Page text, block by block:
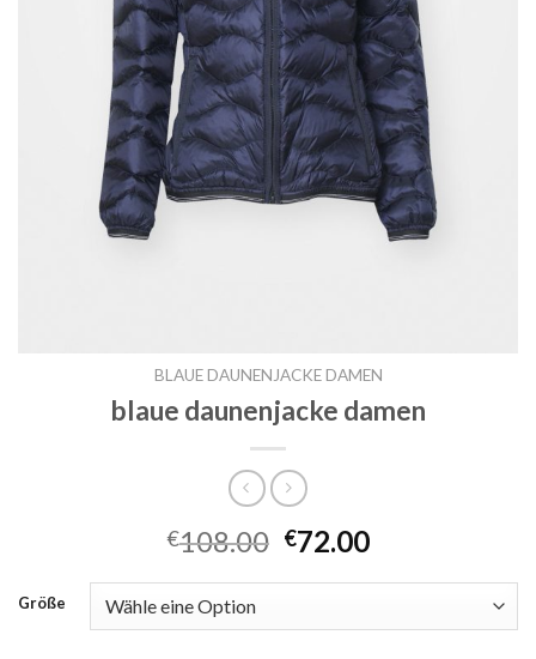
BLAUE DAUNENJACKE DAMEN
blaue daunenjacke damen
€108.00 €72.00
Größe